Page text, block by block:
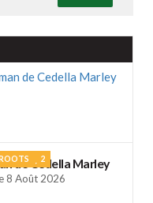
de Cedella Marley
2
8 Août 2026